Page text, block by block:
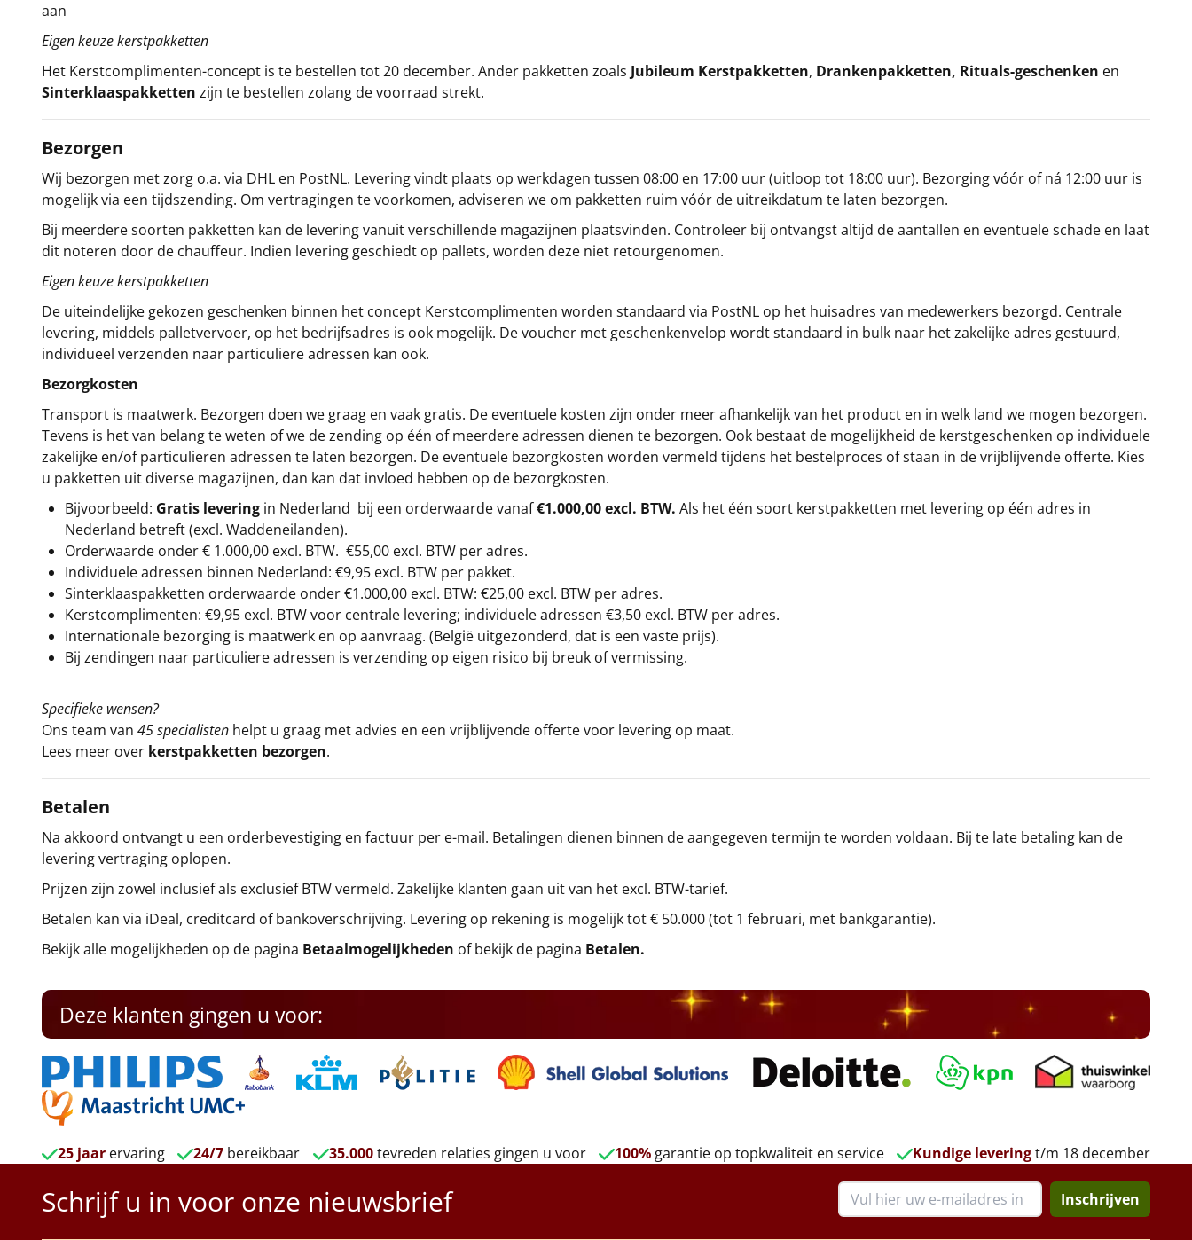
aan
Eigen keuze kerstpakketten
Het Kerstcomplimenten-concept is te bestellen tot 20 december. Ander pakketten zoals Jubileum Kerstpakketten, Drankenpakketten, Rituals-geschenken en
Sinterklaaspakketten zijn te bestellen zolang de voorraad strekt.
Bezorgen
Wij bezorgen met zorg o.a. via DHL en PostNL. Levering vindt plaats op werkdagen tussen 08:00 en 17:00 uur (uitloop tot 18:00 uur). Bezorging vóór of ná 12:00 uur is
mogelijk via een tijdszending. Om vertragingen te voorkomen, adviseren we om pakketten ruim vóór de uitreikdatum te laten bezorgen.
Bij meerdere soorten pakketten kan de levering vanuit verschillende magazijnen plaatsvinden. Controleer bij ontvangst altijd de aantallen en eventuele schade en laat
dit noteren door de chauffeur. Indien levering geschiedt op pallets, worden deze niet retourgenomen.
Eigen keuze kerstpakketten
De uiteindelijke gekozen geschenken binnen het concept Kerstcomplimenten worden standaard via PostNL op het huisadres van medewerkers bezorgd. Centrale
levering, middels palletvervoer, op het bedrijfsadres is ook mogelijk. De voucher met geschenkenvelop wordt standaard in bulk naar het zakelijke adres gestuurd,
individueel verzenden naar particuliere adressen kan ook.
Bezorgkosten
Transport is maatwerk. Bezorgen doen we graag en vaak gratis. De eventuele kosten zijn onder meer afhankelijk van het product en in welk land we mogen bezorgen.
Tevens is het van belang te weten of we de zending op één of meerdere adressen dienen te bezorgen. Ook bestaat de mogelijkheid de kerstgeschenken op individuele
zakelijke en/of particulieren adressen te laten bezorgen. De eventuele bezorgkosten worden vermeld tijdens het bestelproces of staan in de vrijblijvende offerte. Kies
u pakketten uit diverse magazijnen, dan kan dat invloed hebben op de bezorgkosten.
Bijvoorbeeld: Gratis levering in Nederland bij een orderwaarde vanaf€1.000,00 excl. BTW. Als het één soort kerstpakketten met levering op één adres in
Nederland betreft (excl. Waddeneilanden).
Orderwaarde onder € 1.000,00 excl. BTW. €55,00 excl. BTW per adres.
Individuele adressen binnen Nederland: €9,95 excl. BTW per pakket.
Sinterklaaspakketten orderwaarde onder €1.000,00 excl. BTW: €25,00 excl. BTW per adres.
Kerstcomplimenten: €9,95 excl. BTW voor centrale levering; individuele adressen €3,50 excl. BTW per adres.
Internationale bezorging is maatwerk en op aanvraag. (België uitgezonderd, dat is een vaste prijs).
Bij zendingen naar particuliere adressen is verzending op eigen risico bij breuk of vermissing.
Specifieke wensen?
Ons team van 45 specialisten helpt u graag met advies en een vrijblijvende offerte voor levering op maat.
Lees meer over kerstpakketten bezorgen.
Betalen
Na akkoord ontvangt u een orderbevestiging en factuur per e-mail. Betalingen dienen binnen de aangegeven termijn te worden voldaan. Bij te late betaling kan de
levering vertraging oplopen.
Prijzen zijn zowel inclusief als exclusief BTW vermeld. Zakelijke klanten gaan uit van het excl. BTW-tarief.
Betalen kan via iDeal, creditcard of bankoverschrijving. Levering op rekening is mogelijk tot € 50.000 (tot 1 februari, met bankgarantie).
Bekijk alle mogelijkheden op de pagina Betaalmogelijkheden of bekijk de pagina Betalen.
Deze klanten gingen u voor:
25 jaar ervaring 24/7 bereikbaar 35.000tevreden relaties gingen u voor 100%garantie op topkwaliteit en service Kundige leveringt/m 18 december
Schrijf u in voor onze nieuwsbrief Inschrijven